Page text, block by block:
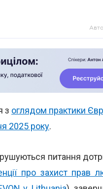
з оглядом практики
2025 року.
питання
про захист прав